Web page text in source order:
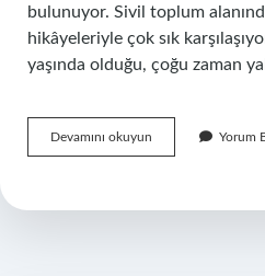
bulunuyor. Sivil toplum
hikâyeleriyle çok sık
yaşında olduğu, çoğu zaman
Devamını okuyun
kaç
Yorum